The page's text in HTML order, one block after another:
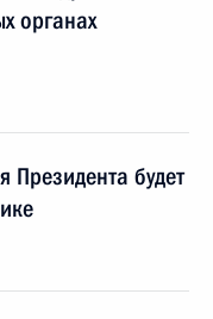
органах
Президента будет